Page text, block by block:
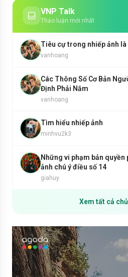
VNP Talk
Thảo luận mới nhất
Tiêu cự trong nhiếp ảnh là
vanhoang
Các Thông Số Cơ Bản
Định Phải Nắm
vanhoang
Tìm hiểu nhiếp ảnh
minhvu2k3
Những vi phạm bản quyền
ảnh chú ý điều số 14
giahuy
Xem tất cả